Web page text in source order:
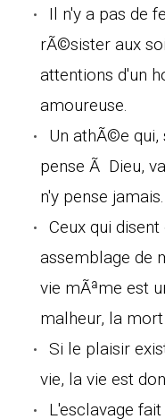
Il n'y a pas de
rÃ©sister aux
attentions d'un
amoureuse.
Un athÃ©e qui,
pense Ã Dieu,
n'y pense jamais.
Ceux qui disent
assemblage de
vie mÃªme est
malheur, la
Si le plaisir
vie, la vie est
L'esclavage